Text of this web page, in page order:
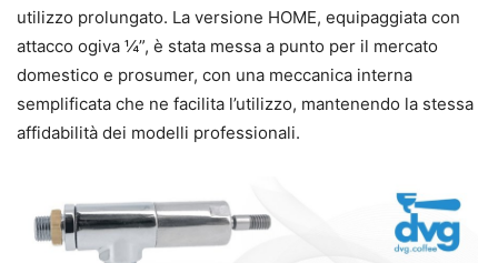
utilizzo prolungato. La versione HOME, equipaggiata con
attacco ogiva ¼”, è stata messa a punto per il mercato
domestico e prosumer, con una meccanica interna
semplificata che ne facilita l’utilizzo, mantenendo la stessa
affidabilità dei modelli professionali.